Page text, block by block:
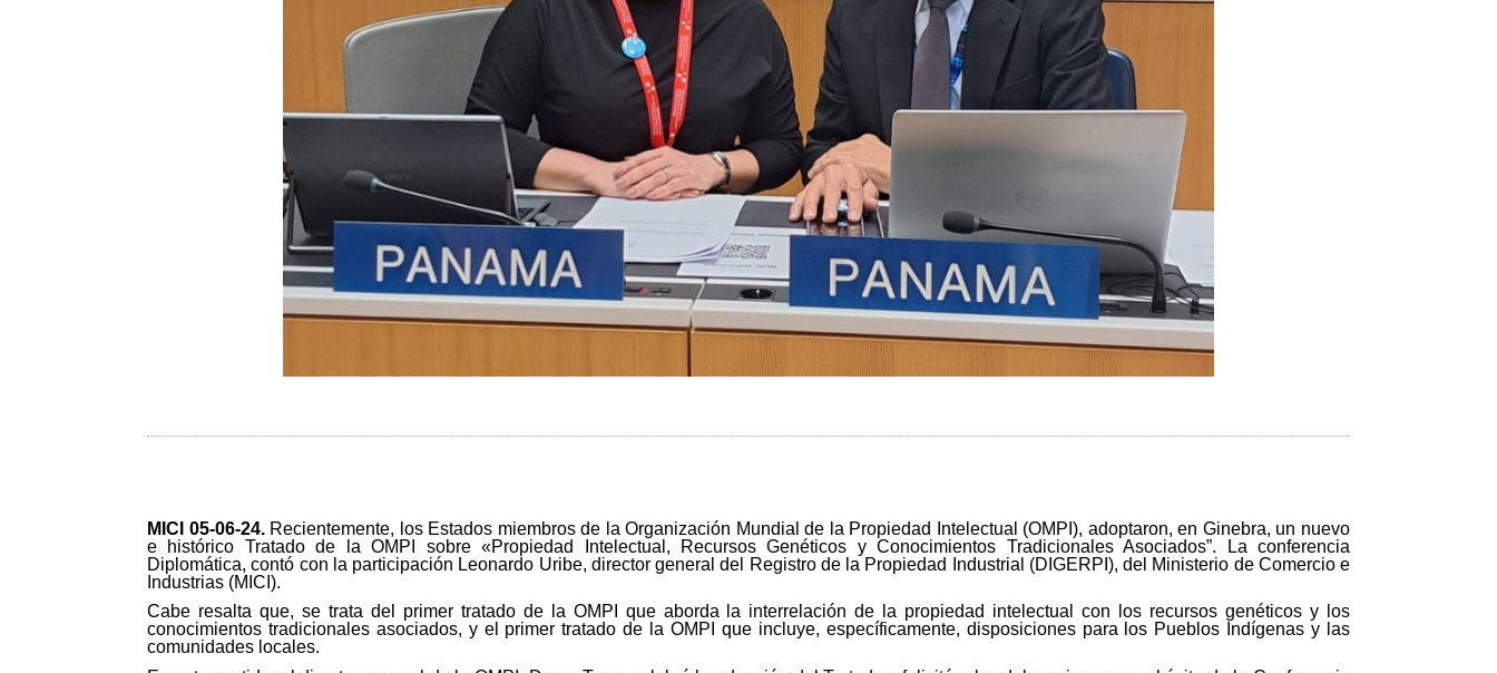
MICI 05-06-24. Recientemente, los Estados miembros de la Organización Mundial de la Propiedad Intelectual (OMPI), adoptaron, en Ginebra, un nuevo
e histórico Tratado de la OMPI sobre «Propiedad Intelectual, Recursos Genéticos y Conocimientos Tradicionales Asociados”. La conferencia
Diplomática, contó con la participación Leonardo Uribe, director general del Registro de la Propiedad Industrial (DIGERPI), del Ministerio de Comercio e
Industrias (MICI).
Cabe resalta que, se trata del primer tratado de la OMPI que aborda la interrelación de la propiedad intelectual con los recursos genéticos y los
conocimientos tradicionales asociados, y el primer tratado de la OMPI que incluye, específicamente, disposiciones para los Pueblos Indígenas y las
comunidades locales.